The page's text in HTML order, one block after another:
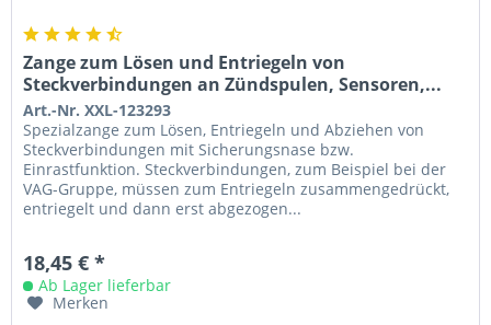
Zange zum Lösen und Entriegeln von
Steckverbindungen an Zündspulen, Sensoren,...
Art.-Nr. XXL-123293
Spezialzange zum Lösen, Entriegeln und Abziehen von
Steckverbindungen mit Sicherungsnase bzw.
Einrastfunktion. Steckverbindungen, zum Beispiel bei der
VAG-Gruppe, müssen zum Entriegeln zusammengedrückt,
entriegelt und dann erst abgezogen...
18,45 € *
Ab Lager lieferbar
Merken